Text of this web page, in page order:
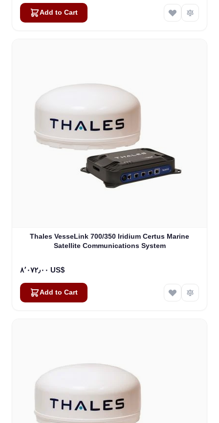
Add to Cart
Thales VesseLink 700/350 Iridium Certus Marine
Satellite Communications System
٨٬٠٧٢٫٠٠ US$
Add to Cart